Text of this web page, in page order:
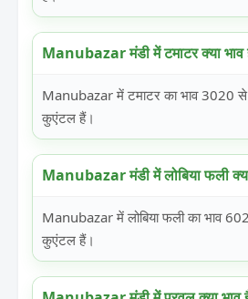
Manubazar मंडी में टमाटर क्या भाव
Manubazar में टमाटर का भाव 3020
कुएंटल हैं।
Manubazar मंडी में लोबिया फली
Manubazar में लोबिया फली का भाव
कुएंटल हैं।